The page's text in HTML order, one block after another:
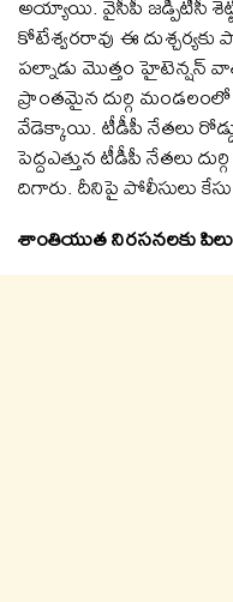
కోటేశ్వరరావు ఈ దుశ్చర్యకు
పల్నాడు మొత్తం హైటెన్షన్
ప్రాంతమైన దుర్గి
వేడెక్కాయి. టీడీపీ నేతలు
పెద్దఎత్తున టీడీపీ నేతలు
దిగారు. దీనిపై పోలీసులు కేసు
శాంతియుత నిరసనలకు